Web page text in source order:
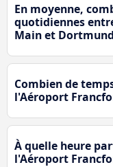
En moyenne,
quotidiennes
Main et
Combien de
l'Aéroport
À quelle heure
l'Aéroport